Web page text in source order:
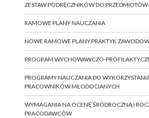
ZESTAW PODRĘCZNIKÓW DO
RAMOWE PLANY NAUCZANIA
NOWE RAMOWE PLANY PRAKTYK
PROGRAM WYCHOWAWCZO-
PROGRAMY NAUCZANIA DO
PRACOWNIKÓW MŁODOCIANYCH
WYMAGANIA NA OCENĘ ŚRÓDROCZNĄ I
PRACODAWCÓW